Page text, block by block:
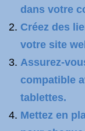
dans votre
Créez des
votre site
Assurez-
compatible
tablettes.
Mettez en